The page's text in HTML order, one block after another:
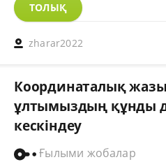
ТОЛЫҚ
zharar2022
Координаталық
ұлтымыздың құнды
кескіндеу
Ғылыми жобалар